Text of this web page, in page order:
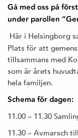
Gå med oss på
under parollen
Här i Helsingborg
Plats för att
tillsammans med
som är årets
hela familjen.
Schema för dagen:
11.00 – 11.30
11.30 – Avmarsch